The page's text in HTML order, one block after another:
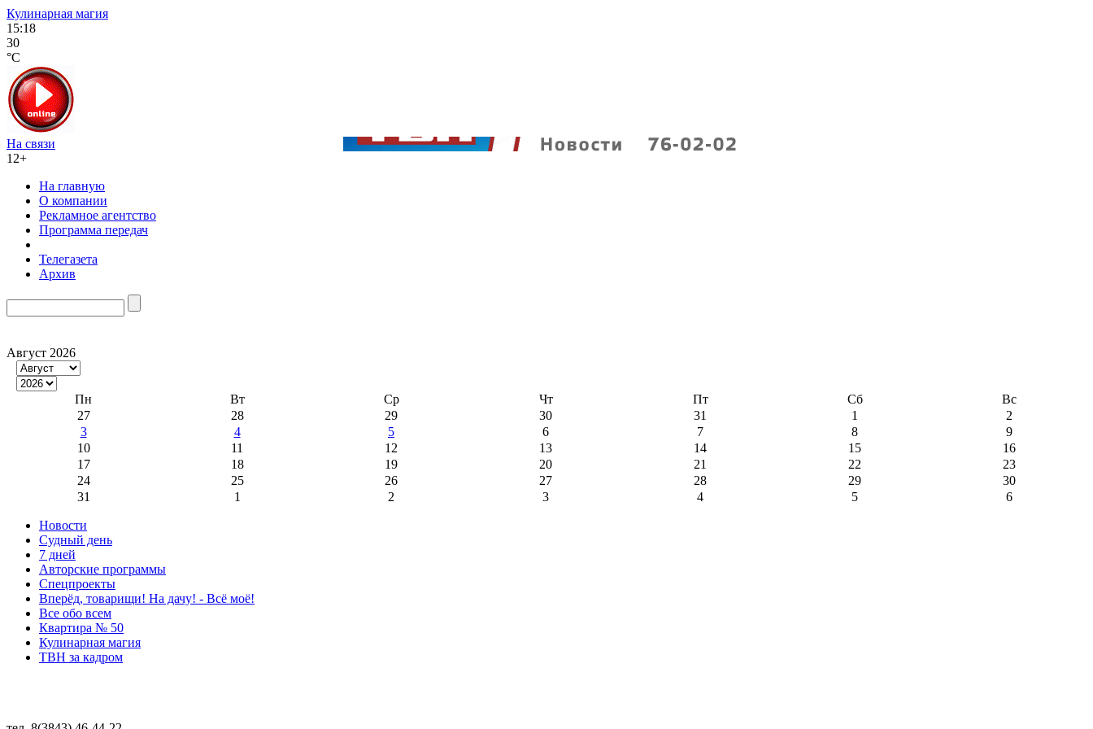
Кулинарная магия
15:18
30
°C
На связи
12+
На главную
О компании
Рекламное агентство
Программа передач
Телегазета
Архив
Август 2026
Пн Вт Ср Чт Пт Сб
Вс
27
28 29 30 31 1
2
3
4 5 6 7 8
9
10
11 12 13 14 15
16
17
18 19 20 21 22
23
24
25 26 27 28 29
30
31
1 2 3 4 5 6
Новости
Судный день
7 дней
Авторские программы
Спецпроекты
Вперёд, товарищи! На дачу! - Всё моё!
Все обо всем
Квартира № 50
Кулинарная магия
ТВН за кадром